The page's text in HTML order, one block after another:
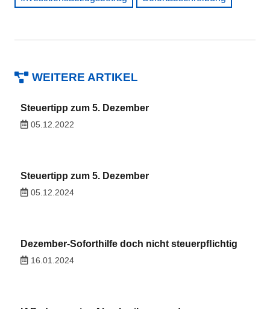
WEITERE ARTIKEL
Steuertipp zum 5. Dezember
05.12.2022
Steuertipp zum 5. Dezember
05.12.2024
Dezember-Soforthilfe doch nicht steuerpﬂichtig
16.01.2024